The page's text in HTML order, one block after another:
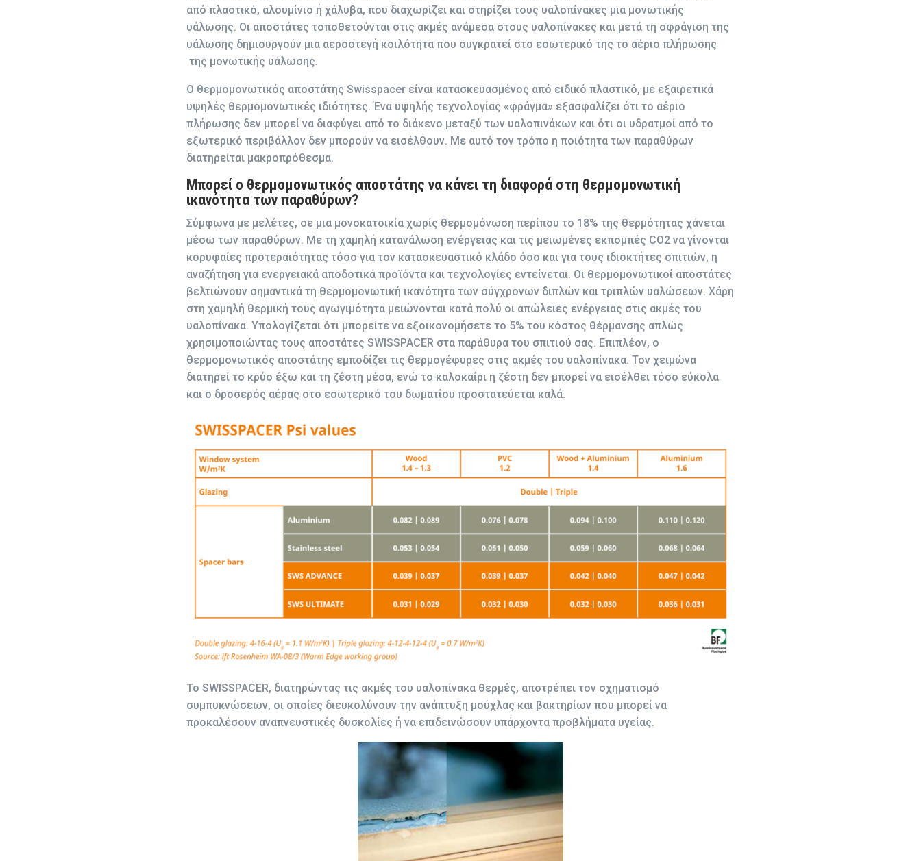
από πλαστικό, αλουμίνιο ή χάλυβα, που διαχωρίζει και στηρίζει τους υαλοπίνακες μια μονωτικής
υάλωσης. Οι αποστάτες τοποθετούνται στις ακμές ανάμεσα στους υαλοπίνακες και μετά τη σφράγιση της
υάλωσης δημιουργούν μια αεροστεγή κοιλότητα που συγκρατεί στο εσωτερικό της το αέριο πλήρωσης
της μονωτικής υάλωσης.
Ο θερμομονωτικός αποστάτης Swisspacer είναι κατασκευασμένος από ειδικό πλαστικό, με εξαιρετικά
υψηλές θερμομονωτικές ιδιότητες. Ένα υψηλής τεχνολογίας «φράγμα» εξασφαλίζει ότι το αέριο
πλήρωσης δεν μπορεί να διαφύγει από το διάκενο μεταξύ των υαλοπινάκων και ότι οι υδρατμοί από το
εξωτερικό περιβάλλον δεν μπορούν να εισέλθουν. Με αυτό τον τρόπο η ποιότητα των παραθύρων
διατηρείται μακροπρόθεσμα.
Μπορεί ο θερμομονωτικός αποστάτης να κάνει τη διαφορά στη θερμομονωτική
ικανότητα των παραθύρων?
Σύμφωνα με μελέτες, σε μια μονοκατοικία χωρίς θερμομόνωση περίπου το 18% της θερμότητας χάνεται
μέσω των παραθύρων. Με τη χαμηλή κατανάλωση ενέργειας και τις μειωμένες εκπομπές CO2 να γίνονται
κορυφαίες προτεραιότητας τόσο για τον κατασκευαστικό κλάδο όσο και για τους ιδιοκτήτες σπιτιών, η
αναζήτηση για ενεργειακά αποδοτικά προϊόντα και τεχνολογίες εντείνεται. Οι θερμομονωτικοί αποστάτες
βελτιώνουν σημαντικά τη θερμομονωτική ικανότητα των σύγχρονων διπλών και τριπλών υαλώσεων. Χάρη
στη χαμηλή θερμική τους αγωγιμότητα μειώνονται κατά πολύ οι απώλειες ενέργειας στις ακμές του
υαλοπίνακα. Υπολογίζεται ότι μπορείτε να εξοικονομήσετε το 5% του κόστος θέρμανσης απλώς
χρησιμοποιώντας τους αποστάτες SWISSPACER στα παράθυρα του σπιτιού σας. Επιπλέον, ο
θερμομονωτικός αποστάτης εμποδίζει τις θερμογέφυρες στις ακμές του υαλοπίνακα. Τον χειμώνα
διατηρεί το κρύο έξω και τη ζέστη μέσα, ενώ το καλοκαίρι η ζέστη δεν μπορεί να εισέλθει τόσο εύκολα
και ο δροσερός αέρας στο εσωτερικό του δωματίου προστατεύεται καλά.
Το SWISSPACER, διατηρώντας τις ακμές του υαλοπίνακα θερμές, αποτρέπει τον σχηματισμό
συμπυκνώσεων, οι οποίες διευκολύνουν την ανάπτυξη μούχλας και βακτηρίων που μπορεί να
προκαλέσουν αναπνευστικές δυσκολίες ή να επιδεινώσουν υπάρχοντα προβλήματα υγείας.